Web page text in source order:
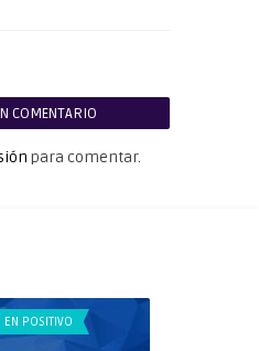
COMENTARIO
para comentar.
EN POSITIVO